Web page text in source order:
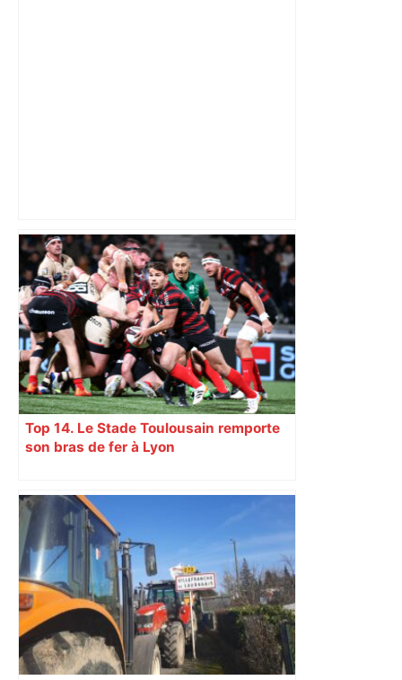
Top 14: comment Perpignan a une
nouvelle fois fait tomber Toulouse? –
RMC Sport
Top 14. Le Stade Toulousain remporte
son bras de fer à Lyon